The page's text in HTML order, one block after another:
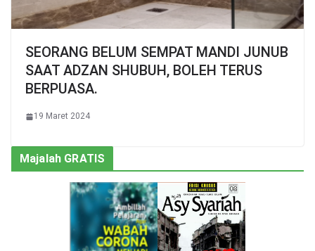
SEORANG BELUM SEMPAT MANDI JUNUB
SAAT ADZAN SHUBUH, BOLEH TERUS
BERPUASA.
19 Maret 2024
Majalah GRATIS